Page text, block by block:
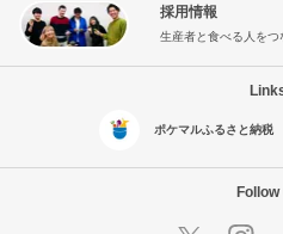
採用情報
生産者と食べる人をつ
ポケマルふるさと納税
Follow